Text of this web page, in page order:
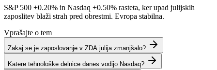
S&P 500 +0.20% in Nasdaq +0.50% rasteta, ker upad julijskih
zaposlitev blaži strah pred obrestmi. Evropa stabilna.
Vprašajte o tem
Zakaj se je zaposlovanje v ZDA julija zmanjšalo?
Katere tehnološke delnice danes vodijo Nasdaq?